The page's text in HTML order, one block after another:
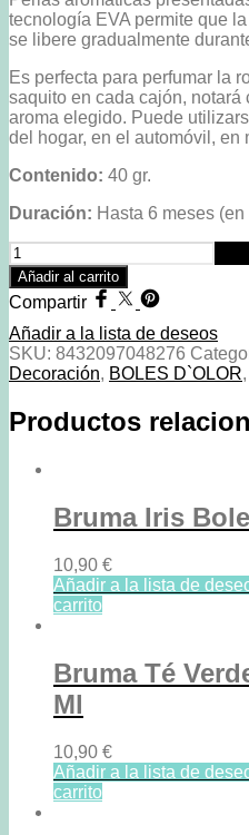
tecnología EVA permite que
se libere gradualmente
Es perfecta para perfumar la
saquito en cada cajón, notará
aroma elegido. Puede
del hogar, en el automóvil, en
Contenido: 40 gr.
Duración: Hasta 6 meses
Mini
Resinas
Flor
Blanca
Boles
D
´olor
Añadir al carrito
Compartir
Añadir a la lista de deseos
SKU: 8432097048276
Decoración, BOLES D`OLOR,
Productos
Bruma Iris
10,90 €
Añadir a la lista de
carrito
Bruma Té
Ml
10,90 €
Añadir a la lista de
carrito